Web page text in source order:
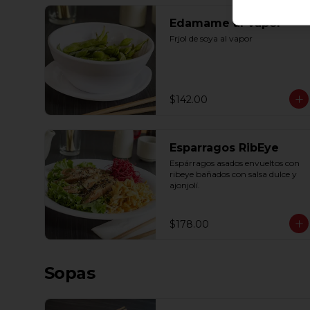
Edamame al Vapor
Frjol de soya al vapor
$142.00
Esparragos RibEye
Espárragos asados envueltos con
ribeye bañados con salsa dulce y
ajonjolí.
$178.00
Sopas